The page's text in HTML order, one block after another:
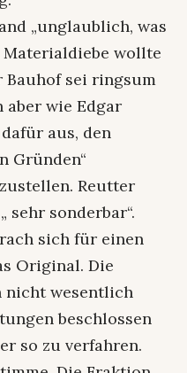
„unglaublich, was
Materialdiebe wollte
Bauhof sei ringsum
aber wie Edgar
aus, den
Gründen“
Reutter
sehr sonderbar“.
sich für einen
Original. Die
nicht wesentlich
beschlossen
so zu verfahren.